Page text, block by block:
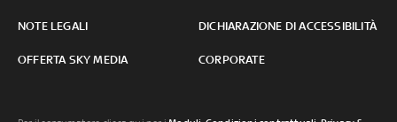
NOTE LEGALI DICHIARAZIONE DI ACCESSIBILITÀ
OFFERTA SKY MEDIA CORPORATE